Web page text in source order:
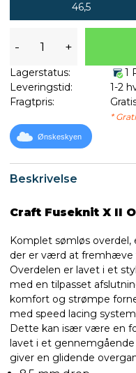
Beskrivelse
Craft Fuseknit X II
Komplet sømløs
der er værd at fremhæve
Overdelen er lavet i et
med en tilpasset
komfort og strømpe
med speed lacing
Dette kan især være en
lavet i et
giver en glidende
46,5
- +
Lagerstatus:
1
Leveringstid:
1-2
Fragtpris:
*
Ønskeskyen